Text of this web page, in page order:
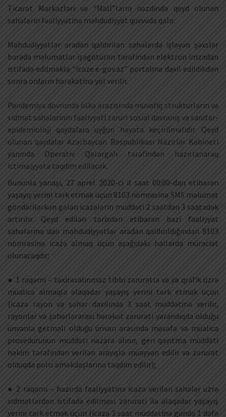
Ticarət Mərkəzləri və “Mall”ların nəzdində qeyd olunan
sahələrin fəaliyyətinə məhdudiyyət qüvvədə qalır.
Məhdudiyyətlər aradan qaldırılan sahələrdə işləyən şəxslər
barədə məlumatlar işəgötürən tərəfindən elektron imzadan
istifadə edilməklə “icaze.e-gov.az” portalına daxil edildikdən
sonra onların hərəkətinə yol verilir.
Pandemiya dövründə ölkə ərazisində müvafiq strukturların və
xidmət sahələrinin fəaliyyəti zəruri sosial davranış və sanitar-
epidemioloji qaydalara uyğun həyata keçirilməlidir. Qeyd
olunan qaydalar Azərbaycan Respublikası Nazirlər Kabineti
yanında Operativ Qərargah tərəfindən hazırlanaraq
ictimaiyyətə təqdim ediləcək.
Bununla yanaşı, 27 aprel 2020-ci il saat 00:00-dan etibarən
yaşayış yerini tərk etmək üçün 8103 nömrəsinə SMS məlumat
göndərilərkən gələn icazələrin müddəti 2 saatdan 3 saatadək
artırılır. Qeyd edilən tarixdən etibarən bəzi fəaliyyət
sahələrinə dair məhdudiyyətlər aradan qaldırıldığından 8103
nömrəsinə icazə almaq üçün aşağıdakı hallarda müraciət
olunacaqdır:
● 1 rəqəmi – təxirəsalınmaz tibbi zərurətlə və ya qrafik üzrə
müalicə almaqla əlaqədar yaşayış yerini tərk etmək üçün
(icazə rayon və şəhər daxilində 3 saat müddətinə verilir,
rayonlar və şəhərlərarası hərəkət zərurəti yarandıqda olduğu
ünvanla getməli olduğu ünvan arasında məsafə və müalicə
prosedurunun müddəti nəzərə alınır, geri qayıtma müddəti
həkim tərəfindən verilən arayışla müəyyən edilir və zərurət
olduqda polis əməkdaşlarına təqdim edilir);
● 2 rəqəmi – hazırda fəaliyyətinə icazə verilən sahələr üzrə
xidmətlərdən istifadə edilməsi zərurəti ilə əlaqədar yaşayış
yerini tərk etmək üçün (icazə 3 saat müddətinə gündə 1 dəfə